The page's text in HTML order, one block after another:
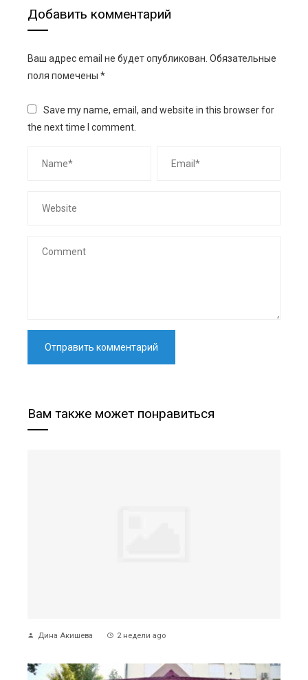
Добавить комментарий
Ваш адрес email не будет опубликован. Обязательные
поля помечены *
Save my name, email, and website in this browser for
the next time I comment.
Вам также может понравиться
Дина Акишева 2 недели ago